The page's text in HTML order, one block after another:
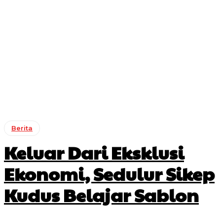
Berita
Keluar Dari Eksklusi
Ekonomi, Sedulur Sikep
Kudus Belajar Sablon